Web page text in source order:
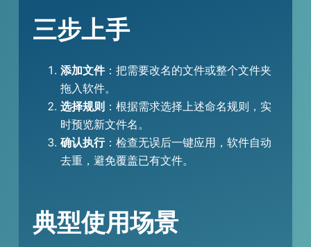
三步上手
添加文件：把需要改名的文件或整个文件夹
拖入软件。
选择规则：根据需求选择上述命名规则，实
时预览新文件名。
确认执行：检查无误后一键应用，软件自动
去重，避免覆盖已有文件。
典型使用场景